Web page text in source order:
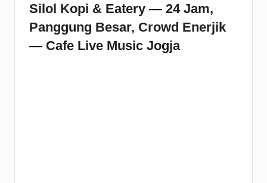
Silol Kopi & Eatery — 24 Jam,
Panggung Besar, Crowd Enerjik
— Cafe Live Music Jogja